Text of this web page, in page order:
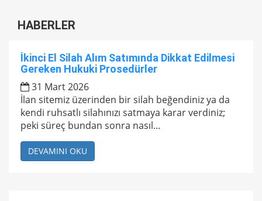
HABERLER
İkinci El Silah Alım Satımında Dikkat Edilmesi
Gereken Hukuki Prosedürler
31 Mart 2026
İlan sitemiz üzerinden bir silah beğendiniz ya da
kendi ruhsatlı silahınızı satmaya karar verdiniz;
peki süreç bundan sonra nasıl...
DEVAMINI OKU